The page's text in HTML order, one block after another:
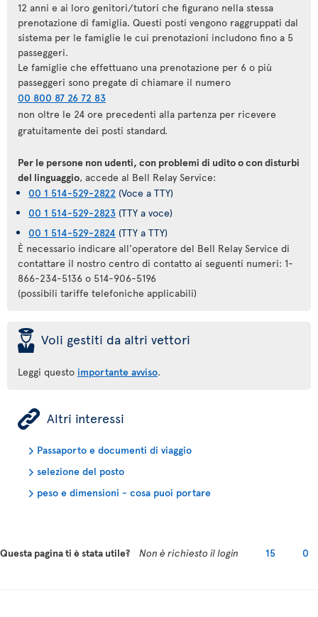
12 anni e ai loro genitori/tutori che figurano nella stessa
prenotazione di famiglia. Questi posti vengono raggruppati dal
sistema per le famiglie le cui prenotazioni includono fino a 5
passeggeri.
Le famiglie che effettuano una prenotazione per 6 o più
passeggeri sono pregate di chiamare il numero
00 800 87 26 72 83
non oltre le 24 ore precedenti alla partenza per ricevere
gratuitamente dei posti standard.
Per le persone non udenti, con problemi di udito o con disturbi
del linguaggio, accede al Bell Relay Service:
00 1 514-529-2822 (Voce a TTY)
00 1 514-529-2823 (TTY a voce)
00 1 514-529-2824 (TTY a TTY)
È necessario indicare all'operatore del Bell Relay Service di
contattare il nostro centro di contatto ai seguenti numeri: 1-
866-234-5136 o 514-906-5196
(possibili tariffe telefoniche applicabili)
þ Voli gestiti da altri vettori
Leggi questo importante avviso.
ÿ Altri interessi
Passaporto e documenti di viaggio
selezione del posto
peso e dimensioni - cosa puoi portare
Questa pagina ti è stata utile? Non è richiesto il login 15 0